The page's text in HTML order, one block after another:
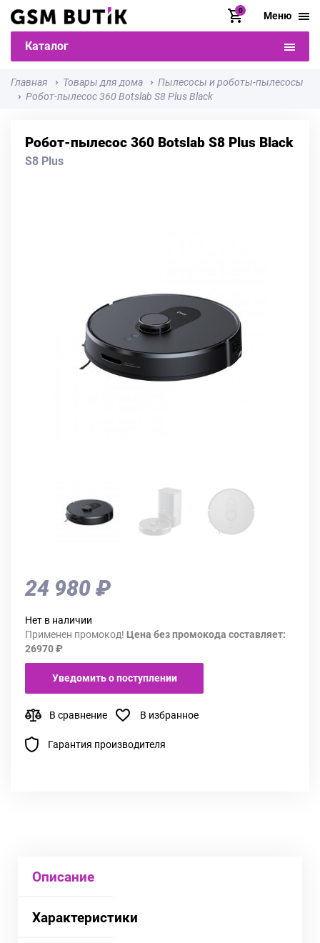
0 Меню
Каталог
Главная Товары для дома
Пылесосы и роботы-пылесосы
Робот-пылесос 360 Botslab S8 Plus Black
Робот-пылесос 360 Botslab S8 Plus Black
S8 Plus
24 980 ₽
Нет в наличии
Применен промокод! Цена без промокода составляет:
26970 ₽
Уведомить о поступлении
В сравнение В избранное
Гарантия производителя
Описание
Характеристики